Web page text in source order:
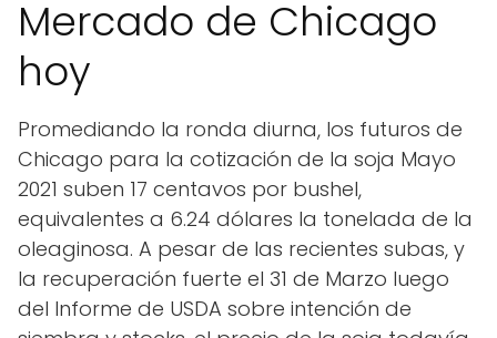
Mercado de Chicago
hoy
Promediando la ronda diurna, los futuros de
Chicago para la cotización de la soja Mayo
2021 suben 17 centavos por bushel,
equivalentes a 6.24 dólares la tonelada de la
oleaginosa. A pesar de las recientes subas, y
la recuperación fuerte el 31 de Marzo luego
del Informe de USDA sobre intención de